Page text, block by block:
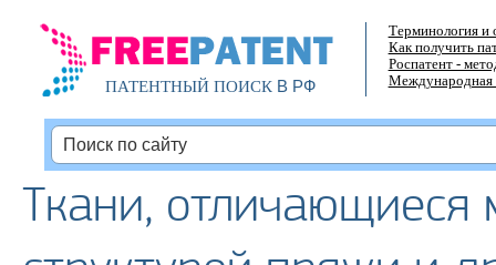
ПАТЕНТНЫЙ ПОИСКВ РФ
Терминология и
Как получить
Роспатент -
Международная
Ткани, отличающиеся